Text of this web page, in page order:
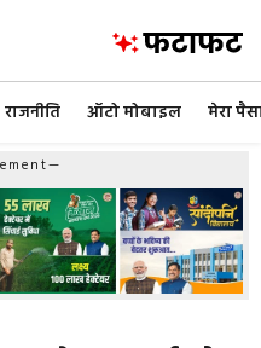
राजनीति ऑटो मोबाइल मेरा